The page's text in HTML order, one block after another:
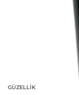
GÜZELLIK